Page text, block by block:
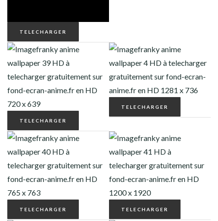
TELECHARGER
TELECHARGER
TELECHARGER
TELECHARGER TELECHARGER